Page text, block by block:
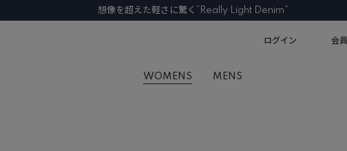
想像を超えた軽さに驚く“Really Light Denim”
ログイン 会
WOMENS MENS